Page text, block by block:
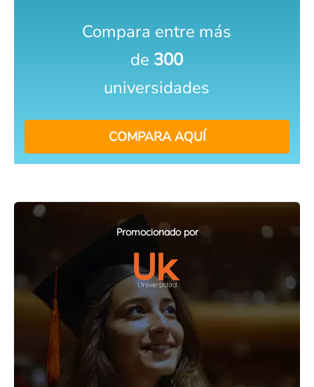
Promocionado por
Compara entre más
de 300
universidades
COMPARA AQUÍ